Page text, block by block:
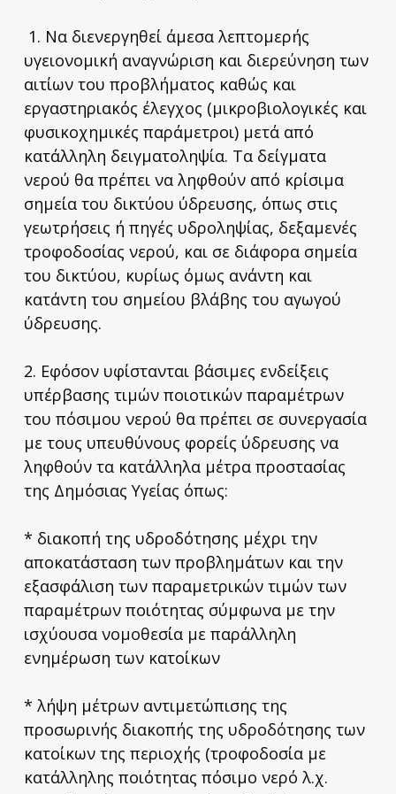
1. Να διενεργηθεί άμεσα λεπτομερής
υγειονομική αναγνώριση και διερεύνηση των
αιτίων του προβλήματος καθώς και
εργαστηριακός έλεγχος (μικροβιολογικές και
φυσικοχημικές παράμετροι) μετά από
κατάλληλη δειγματοληψία. Τα δείγματα
νερού θα πρέπει να ληφθούν από κρίσιμα
σημεία του δικτύου ύδρευσης, όπως στις
γεωτρήσεις ή πηγές υδροληψίας, δεξαμενές
τροφοδοσίας νερού, και σε διάφορα σημεία
του δικτύου, κυρίως όμως ανάντη και
κατάντη του σημείου βλάβης του αγωγού
ύδρευσης.
2. Εφόσον υφίστανται βάσιμες ενδείξεις
υπέρβασης τιμών ποιοτικών παραμέτρων
του πόσιμου νερού θα πρέπει σε συνεργασία
με τους υπευθύνους φορείς ύδρευσης να
ληφθούν τα κατάλληλα μέτρα προστασίας
της Δημόσιας Υγείας όπως:
* διακοπή της υδροδότησης μέχρι την
αποκατάσταση των προβλημάτων και την
εξασφάλιση των παραμετρικών τιμών των
παραμέτρων ποιότητας σύμφωνα με την
ισχύουσα νομοθεσία με παράλληλη
ενημέρωση των κατοίκων
* λήψη μέτρων αντιμετώπισης της
προσωρινής διακοπής της υδροδότησης των
κατοίκων της περιοχής (τροφοδοσία με
κατάλληλης ποιότητας πόσιμο νερό λ.χ.